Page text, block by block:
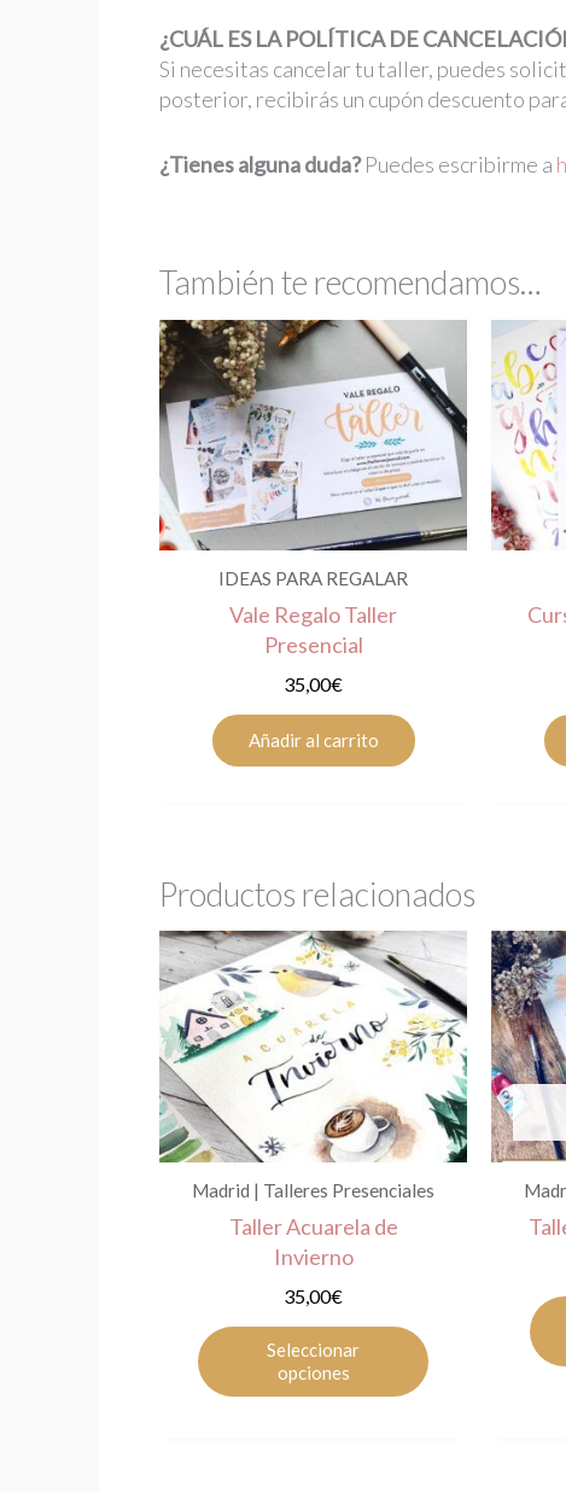
¿CUÁL ES LA POLÍTICA DE
Si necesitas cancelar tu taller, puedes
posterior, recibirás un cupón descuento
¿Tienes alguna duda?Puedes escribirme a
También te recomendamos…
IDEAS PARA REGALAR
Vale Regalo Taller
Presencial
35,00€
Añadir al carrito
Productos relacionados
Madrid | Talleres Presenciales
Taller Acuarela de
Invierno
35,00€
Seleccionar
opciones
Este
producto
tiene
múltiples
variantes.
Las
opciones
se
pueden
producto